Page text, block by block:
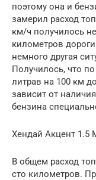
поэтому она и
замерил расход
км/ч получилось
километров
немного другая
Получилось, что
литрав на 100 км
зависит от
бензина
Хендай Акцент 1.5
В общем расход
сто километров.